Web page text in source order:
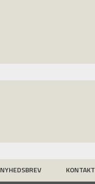
NYHEDSBREV KONTAKT